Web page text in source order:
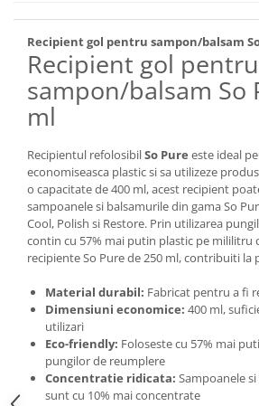
Recipient gol pentru sampon/balsam
Recipient gol pentru
sampon/balsam So
ml
Recipientul refolosibilSo Pure este ideal
economiseasca plastic si sa utilizeze
o capacitate de 400 ml, acest recipient
sampoanele si balsamurile din gama So
Cool, Polish si Restore. Prin utilizarea
contin cu 57% mai putin plastic pe mililitru
recipiente So Pure de 250 ml, contribuiti la
Material durabil: Fabricat pentru a fi
Dimensiuni economice: 400 ml,
utilizari
Eco-friendly: Foloseste cu 57% mai
pungilor de reumplere
Concentratie ridicata: Sampoanele
sunt cu 10% mai concentrate